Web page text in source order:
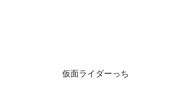
仮面ライダーっち